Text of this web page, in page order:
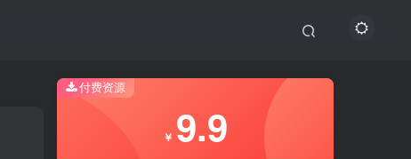
付费资源
￥ 9.9